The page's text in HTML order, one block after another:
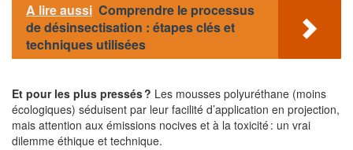
A lire aussi Comprendre le processus
de désinsectisation : étapes clés et
techniques utilisées
Et pour les plus pressés ? Les mousses polyuréthane (moins
écologiques) séduisent par leur facilité d’application en projection,
mais attention aux émissions nocives et à la toxicité : un vrai
dilemme éthique et technique.